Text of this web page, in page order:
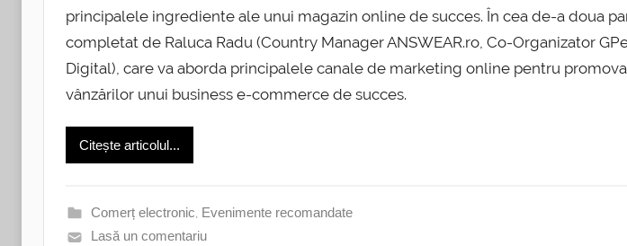
principalele ingrediente ale unui magazin online de succes. În cea de-a doua
completat de Raluca Radu (Country Manager ANSWEAR.ro, Co-Organizator
Digital), care va aborda principalele canale de marketing online pentru
vânzărilor unui business e-commerce de succes.
Citește articolul...
Comerț electronic, Evenimente recomandate
Lasă un comentariu